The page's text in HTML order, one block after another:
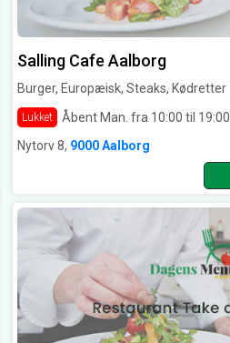
Salling Cafe Aalborg
Burger, Europæisk, Steaks, Kødretter
Lukket
Åbent Man. fra 10:00 til 19:00
Nytorv 8, 9000 Aalborg